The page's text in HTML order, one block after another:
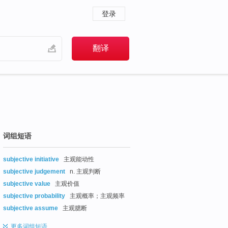
登录
词组短语
subjective initiative
主观能动性
subjective judgement
n. 主观判断
subjective value
主观价值
subjective probability
主观概率；主观频率
subjective assume
主观臆断
更多词组短语